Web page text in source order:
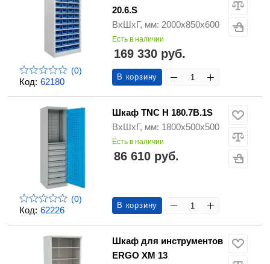
Код: 62180
(0)
20.6.S
ВхШхГ, мм: 2000х850х600
Есть в наличии
169 330 руб.
В корзину
Код: 62226
(0)
Шкаф TNC H 180.7B.1S
ВхШхГ, мм: 1800x500x500
Есть в наличии
86 610 руб.
В корзину
Шкаф для инструментов
ERGO XM 13